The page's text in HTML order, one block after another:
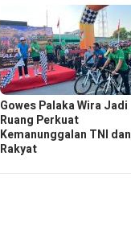
Gowes Palaka Wira Jadi
Ruang Perkuat
Kemanunggalan TNI dan
Rakyat